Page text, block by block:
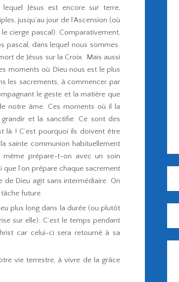
Jésus est encore sur terre,
jusqu’au jour de l’Ascension (où
cierge pascal). Comparativement,
pascal, dans lequel nous sommes.
de Jésus sur la Croix. Mais aussi
moments où Dieu nous est le plus
les sacrements, à commencer par
le geste et la matière que
notre âme. Ces moments où il la
et la sanctifie. Ce sont des
là ! C’est pourquoi ils doivent être
sainte communion habituellement
même prépare-t-on avec un soin
l’on prépare chaque sacrement
Dieu agit sans intermédiaire. On
future.
plus long dans la durée (ou plutôt
sur elle). C’est le temps pendant
car celui-ci sera retourné à sa
vie terrestre, à vivre de la grâce